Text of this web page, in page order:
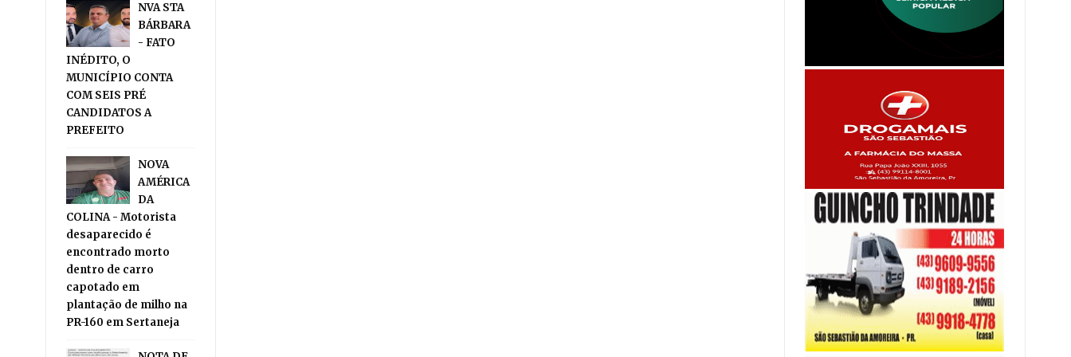
NVA STA
BÁRBARA
- FATO
INÉDITO, O
MUNICÍPIO CONTA
COM SEIS PRÉ
CANDIDATOS A
PREFEITO
NOVA
AMÉRICA
DA
COLINA - Motorista
desaparecido é
encontrado morto
dentro de carro
capotado em
plantação de milho na
PR-160 em Sertaneja